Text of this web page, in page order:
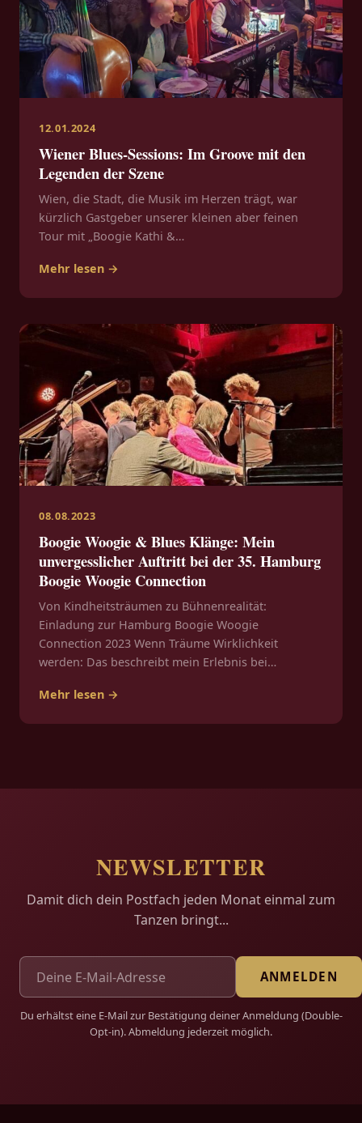
12.01.2024
Wiener Blues-Sessions: Im Groove mit den
Legenden der Szene
Wien, die Stadt, die Musik im Herzen trägt, war
kürzlich Gastgeber unserer kleinen aber feinen
Tour mit „Boogie Kathi &…
Mehr lesen →
08.08.2023
Boogie Woogie & Blues Klänge: Mein
unvergesslicher Auftritt bei der 35. Hamburg
Boogie Woogie Connection
Von Kindheitsträumen zu Bühnenrealität:
Einladung zur Hamburg Boogie Woogie
Connection 2023 Wenn Träume Wirklichkeit
werden: Das beschreibt mein Erlebnis bei…
Mehr lesen →
NEWSLETTER
Damit dich dein Postfach jeden Monat einmal zum
Tanzen bringt...
ANMELDEN
Du erhältst eine E-Mail zur Bestätigung deiner Anmeldung (Double-
Opt-in). Abmeldung jederzeit möglich.